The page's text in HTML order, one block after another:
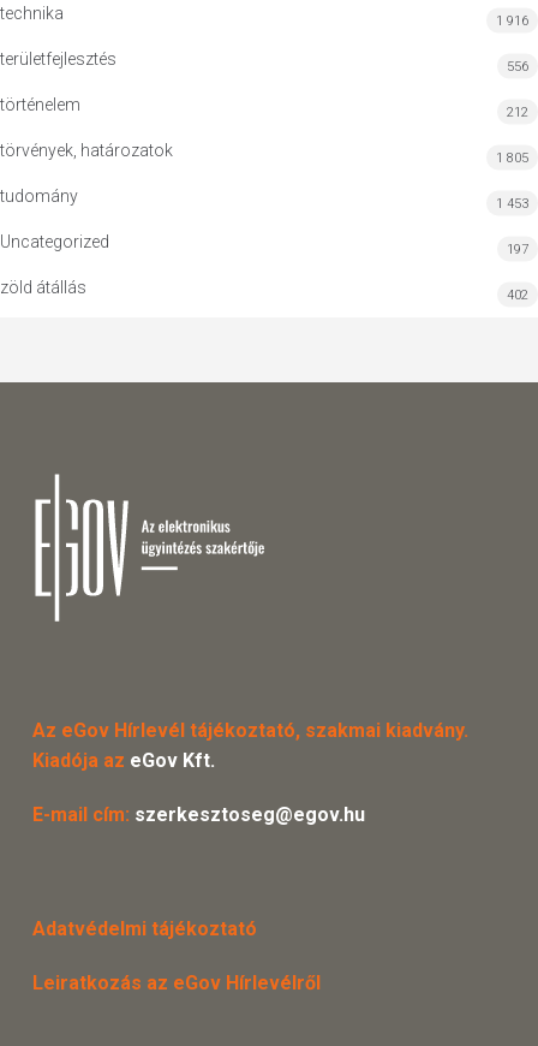
technika 1 916
területfejlesztés 556
történelem 212
törvények, határozatok 1 805
tudomány 1 453
Uncategorized 197
zöld átállás 402
Az eGov Hírlevél tájékoztató, szakmai kiadvány.
Kiadója az eGov Kft.
E-mail cím: szerkesztoseg@egov.hu
Adatvédelmi tájékoztató
Leiratkozás az eGov Hírlevélről